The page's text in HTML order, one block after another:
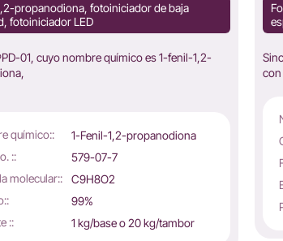
propanodiona, fotoiniciador de baja
fotoiniciador LED
01, cuyo nombre químico es 1-fenil-1,2-
químico::
1-Fenil-1,2-propanodiona
::
579-07-7
molecular::
C9H8O2
99%
::
1 kg/base o 20 kg/tambor
con